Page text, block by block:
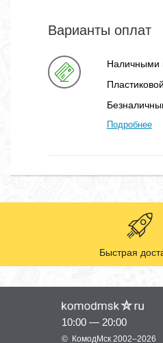
Варианты оплат
Наличными
Подробнее
Быстрая
10:00 — 20:00
© КомодМск 2002–2026